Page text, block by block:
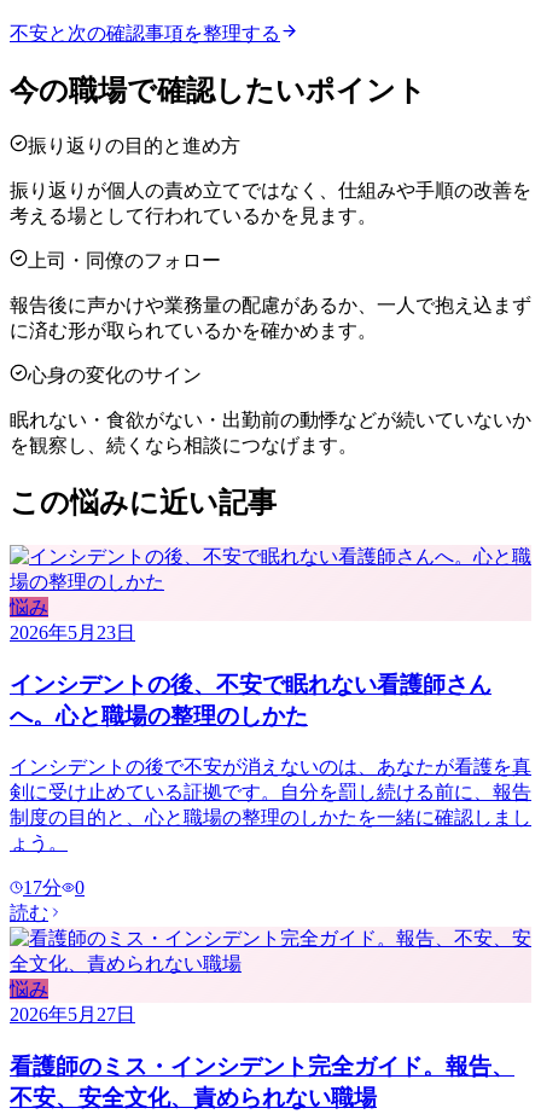
不安と次の確認事項を整理する
今の職場で確認したいポイント
振り返りの目的と進め方
振り返りが個人の責め立てではなく、仕組みや手順の改善を
考える場として行われているかを見ます。
上司・同僚のフォロー
報告後に声かけや業務量の配慮があるか、一人で抱え込まず
に済む形が取られているかを確かめます。
心身の変化のサイン
眠れない・食欲がない・出勤前の動悸などが続いていないか
を観察し、続くなら相談につなげます。
この悩みに近い記事
悩み
2026年5月23日
インシデントの後、不安で眠れない看護師さん
へ。心と職場の整理のしかた
インシデントの後で不安が消えないのは、あなたが看護を真
剣に受け止めている証拠です。自分を罰し続ける前に、報告
制度の目的と、心と職場の整理のしかたを一緒に確認しまし
ょう。
17分
0
読む
悩み
2026年5月27日
看護師のミス・インシデント完全ガイド。報告、
不安、安全文化、責められない職場